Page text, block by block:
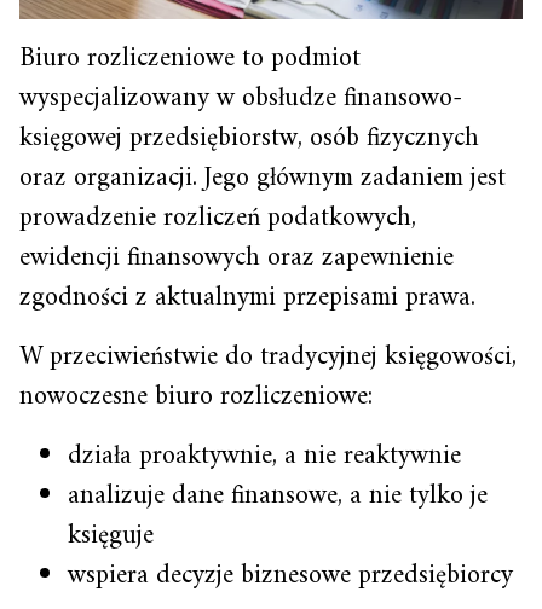
Biuro rozliczeniowe to podmiot
wyspecjalizowany w obsłudze finansowo-
księgowej przedsiębiorstw, osób fizycznych
oraz organizacji. Jego głównym zadaniem jest
prowadzenie rozliczeń podatkowych,
ewidencji finansowych oraz zapewnienie
zgodności z aktualnymi przepisami prawa.
W przeciwieństwie do tradycyjnej księgowości,
nowoczesne biuro rozliczeniowe:
działa proaktywnie, a nie reaktywnie
analizuje dane finansowe, a nie tylko je
księguje
wspiera decyzje biznesowe przedsiębiorcy